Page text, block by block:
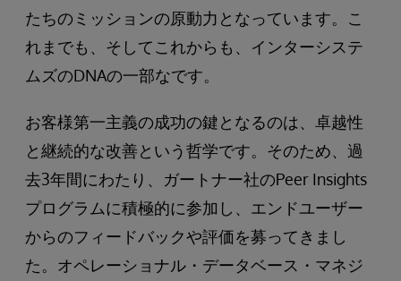
たちのミッションの原動力となっています。こ
れまでも、そしてこれからも、インターシステ
ムズのDNAの一部なです。
お客様第一主義の成功の鍵となるのは、卓越性
と継続的な改善という哲学です。そのため、過
去3年間にわたり、ガートナー社のPeer Insights
プログラムに積極的に参加し、エンドユーザー
からのフィードバックや評価を募ってきまし
た。オペレーショナル・データベース・マネジ